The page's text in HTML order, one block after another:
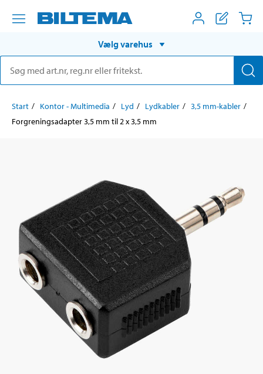
Vælg varehus
Start Kontor - Multimedia Lyd Lydkabler
3,5 mm-kabler
Forgreningsadapter 3,5 mm til 2 x 3,5 mm